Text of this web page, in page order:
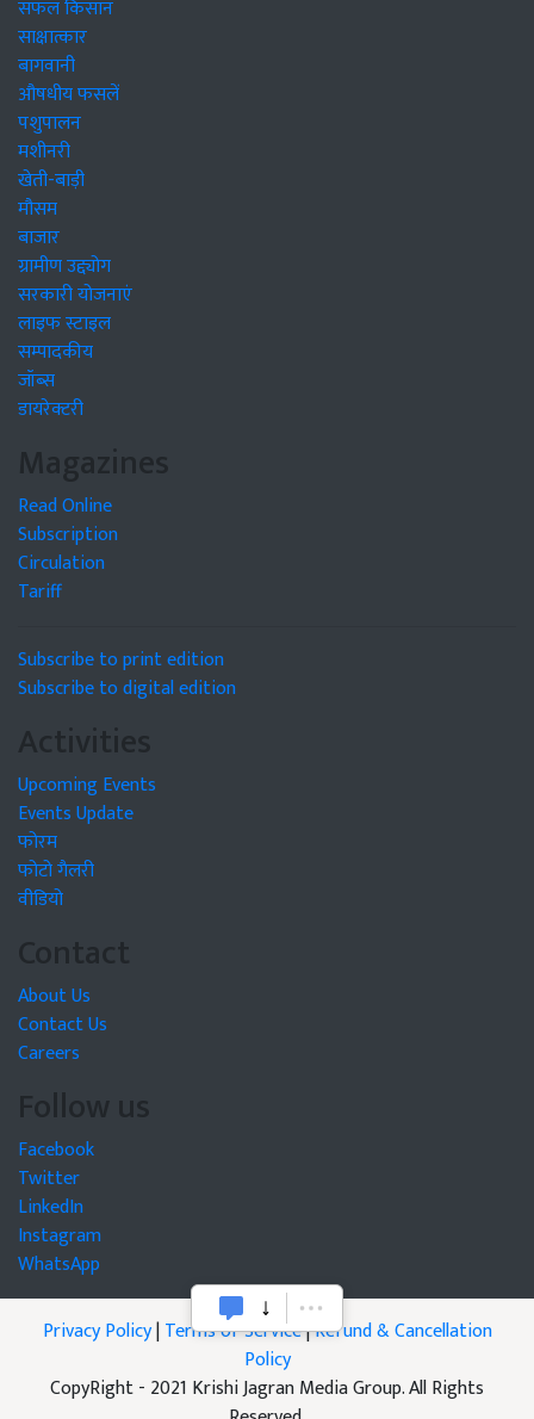
सफल किसान
साक्षात्कार
बागवानी
औषधीय फसलें
पशुपालन
मशीनरी
खेती-बाड़ी
मौसम
बाजार
ग्रामीण उद्द्योग
सरकारी योजनाएं
लाइफ स्टाइल
सम्पादकीय
जॉब्स
डायरेक्टरी
Magazines
Read Online
Subscription
Circulation
Tariff
Subscribe to print edition
Subscribe to digital edition
Activities
Upcoming Events
Events Update
फोरम
फोटो गैलरी
वीडियो
Contact
About Us
Contact Us
Careers
Follow us
Facebook
Twitter
LinkedIn
Instagram
WhatsApp
Privacy Policy|Terms of Service|Refund & Cancellation
Policy
CopyRight - 2021 Krishi Jagran Media Group. All Rights